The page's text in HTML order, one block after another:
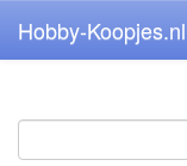
Hobby-Koopjes.nl